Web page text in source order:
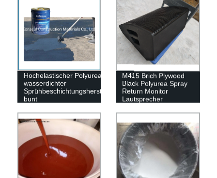
Hochelastischer Polyurea-
wasserdichter
Sprühbeschichtungshersteller,
bunt
M415 Brich Plywood
Black Polyurea Spray
Return Monitor
Lautsprecher